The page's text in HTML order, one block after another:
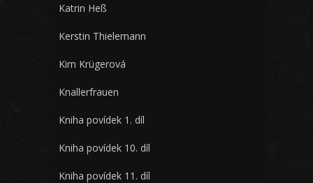
Katrin Heß
Kerstin Thielemann
Kim Krügerová
Knallerfrauen
Kniha povídek 1. díl
Kniha povídek 10. díl
Kniha povídek 11. díl